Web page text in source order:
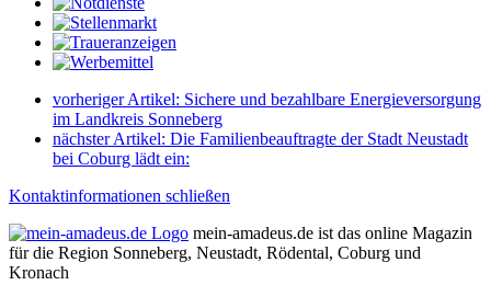
vorheriger Artikel: Sichere und bezahlbare Energieversorgung
im Landkreis Sonneberg
nächster Artikel: Die Familienbeauftragte der Stadt Neustadt
bei Coburg lädt ein:
Kontaktinformationen schließen
mein-amadeus.de ist das online Magazin
für die Region Sonneberg, Neustadt, Rödental, Coburg und
Kronach